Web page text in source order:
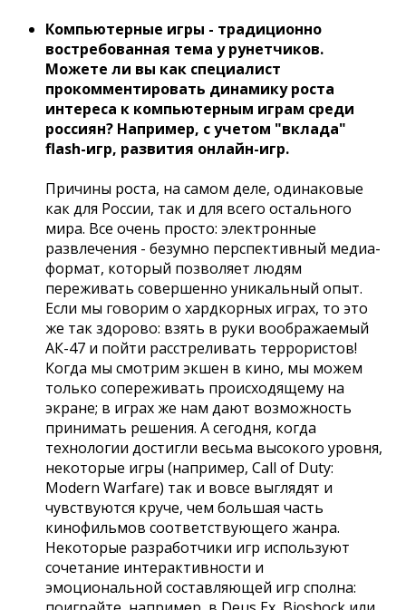
Компьютерные игры - традиционно
востребованная тема у рунетчиков.
Можете ли вы как специалист
прокомментировать динамику роста
интереса к компьютерным играм среди
россиян? Например, с учетом "вклада"
flash-игр, развития онлайн-игр.
Причины роста, на самом деле, одинаковые
как для России, так и для всего остального
мира. Все очень просто: электронные
развлечения - безумно перспективный медиа-
формат, который позволяет людям
переживать совершенно уникальный опыт.
Если мы говорим о хардкорных играх, то это
же так здорово: взять в руки воображаемый
АК-47 и пойти расстреливать террористов!
Когда мы смотрим экшен в кино, мы можем
только сопереживать происходящему на
экране; в играх же нам дают возможность
принимать решения. А сегодня, когда
технологии достигли весьма высокого уровня,
некоторые игры (например, Call of Duty:
Modern Warfare) так и вовсе выглядят и
чувствуются круче, чем большая часть
кинофильмов соответствующего жанра.
Некоторые разработчики игр используют
сочетание интерактивности и
эмоциональной составляющей игр сполна: